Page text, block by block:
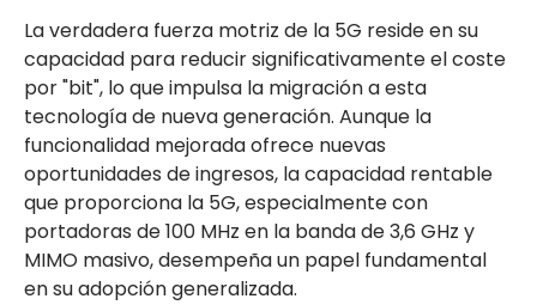
La verdadera fuerza motriz de la 5G reside en su
capacidad para reducir significativamente el coste
por "bit", lo que impulsa la migración a esta
tecnología de nueva generación. Aunque la
funcionalidad mejorada ofrece nuevas
oportunidades de ingresos, la capacidad rentable
que proporciona la 5G, especialmente con
portadoras de 100 MHz en la banda de 3,6 GHz y
MIMO masivo, desempeña un papel fundamental
en su adopción generalizada.